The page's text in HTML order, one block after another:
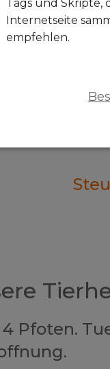
Pfoten.
Tags und Skripte,
Internetseite
empfehlen.